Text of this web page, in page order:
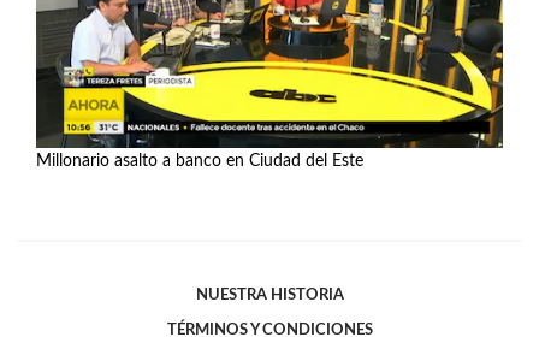
Millonario asalto a banco en Ciudad del Este
NUESTRA HISTORIA
TÉRMINOS Y CONDICIONES